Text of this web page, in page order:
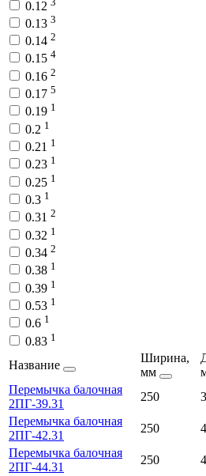
0.12
0.13 3
0.14 2
0.15 4
0.16 2
0.17 5
0.19 1
0.2 1
0.21 1
0.23 1
0.25 1
0.3 1
0.31 2
0.32 1
0.34 2
0.38 1
0.39 1
0.53 1
0.6 1
0.83 1
Название
Ширина,
мм
Перемычка балочная
2ПГ-39.31
250
Перемычка балочная
2ПГ-42.31
250
Перемычка балочная
2ПГ-44.31
250